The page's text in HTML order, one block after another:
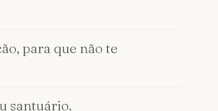
para que não te
santuário.